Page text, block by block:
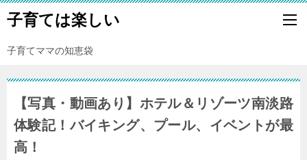
子育ては楽しい
子育てママの知恵袋
【写真・動画あり】ホテル＆リゾーツ南淡路
体験記！バイキング、プール、イベントが最
高！